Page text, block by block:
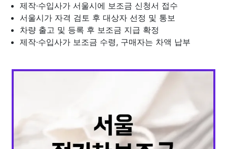
제작·수입사가 서울시에 보조금 신청서 접수
서울시가 자격 검토 후 대상자 선정 및 통보
차량 출고 및 등록 후 보조금 지급 확정
제작·수입사가 보조금 수령, 구매자는 차액 납부